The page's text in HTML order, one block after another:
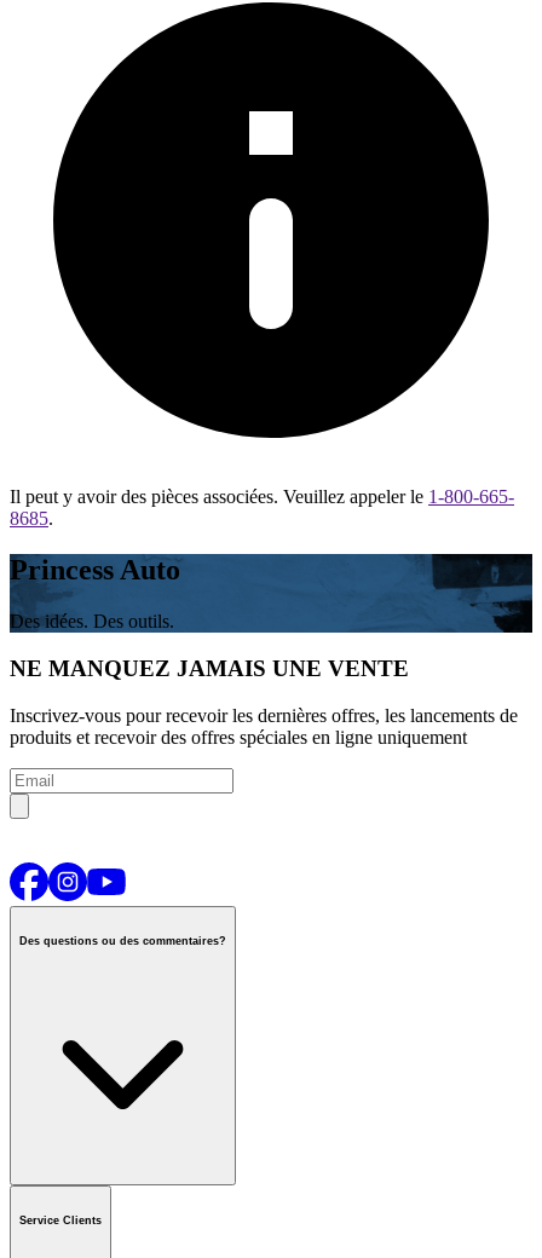
Il peut y avoir des pièces associées. Veuillez appeler le 1-800-665-
8685.
Princess Auto
Des idées. Des outils.
NE MANQUEZ JAMAIS UNE VENTE
Inscrivez-vous pour recevoir les dernières offres, les lancements de
produits et recevoir des offres spéciales en ligne uniquement
Des questions ou des commentaires?
Contactez-nous
ou appeler1-800-665-8685
Service Clients